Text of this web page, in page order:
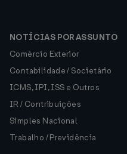
NOTÍCIAS POR ASSUNTO
Comércio Exterior
Contabilidade / Societário
ICMS, IPI, ISS e Outros
IR / Contribuições
Simples Nacional
Trabalho / Previdência